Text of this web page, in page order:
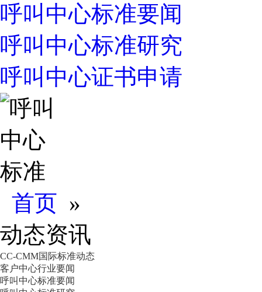
呼叫中心标准要闻
呼叫中心标准研究
呼叫中心证书申请
首页 »
动态资讯
CC-CMM国际标准动态
客户中心行业要闻
呼叫中心标准要闻